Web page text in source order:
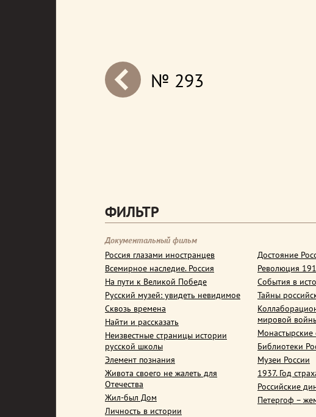
next№ 293
ФИЛЬТР
Документальный фильм
Россия глазами иностранцев
Всемирное наследие. Россия
На пути к Великой Победе
Русский музей: увидеть невидимое
Сквозь времена
Найти и рассказать
Неизвестные страницы истории
русской школы
Элемент познания
Живота своего не жалеть для
Отечества
Жил-был Дом
Личность в истории
Достояние
Революция
События в
Тайны
мировой
Монастырские
Библиотеки
Музеи России
1937. Год
Российские
Петергоф –